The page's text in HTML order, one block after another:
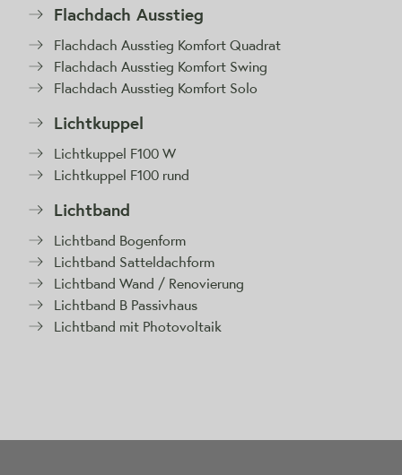
Flachdach Ausstieg
Flachdach Ausstieg Komfort Quadrat
Flachdach Ausstieg Komfort Swing
Flachdach Ausstieg Komfort Solo
Lichtkuppel
Lichtkuppel F100 W
Lichtkuppel F100 rund
Lichtband
Lichtband Bogenform
Lichtband Satteldachform
Lichtband Wand / Renovierung
Lichtband B Passivhaus
Lichtband mit Photovoltaik